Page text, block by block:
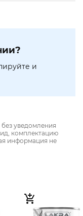
и
уведомления
комплектацию
информация не